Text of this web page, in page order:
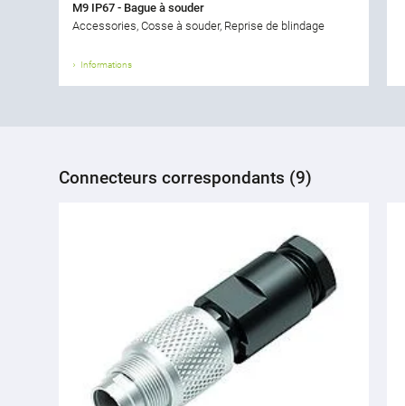
M9 IP67 - Bague à souder
Accessories, Cosse à souder, Reprise de blindage
Informations
Connecteurs correspondants (9)